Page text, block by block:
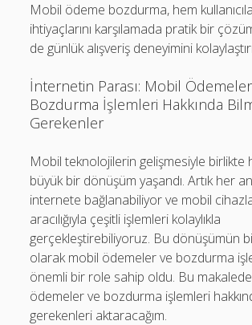
Mobil ödeme bozdurma, hem
ihtiyaçlarını karşılamada pratik bir
de günlük alışveriş deneyimini
İnternetin Parası: Mobil
Bozdurma İşlemleri Hakkında
Gerekenler
Mobil teknolojilerin gelişmesiyle birlikte
büyük bir dönüşüm yaşandı. Artık her
internete bağlanabiliyor ve mobil
aracılığıyla çeşitli işlemleri kolaylıkla
gerçekleştirebiliyoruz. Bu dönüşümün
olarak mobil ödemeler ve bozdurma
önemli bir role sahip oldu. Bu
ödemeler ve bozdurma işlemleri
gerekenleri aktaracağım.